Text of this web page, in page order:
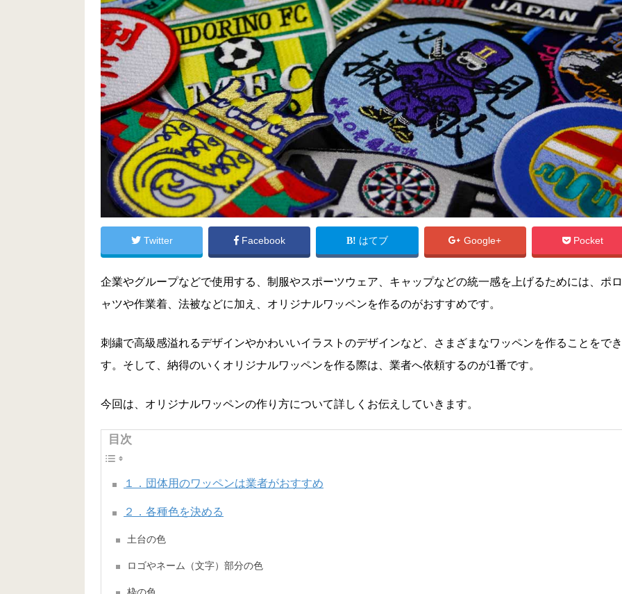
Twitter Facebook はてブ Google+ Pocket
企業やグループなどで使用する、制服やスポーツウェア、キャップなどの統一感を上げるためには、ポ
ャツや作業着、法被などに加え、オリジナルワッペンを作るのがおすすめです。
刺繍で高級感溢れるデザインやかわいいイラストのデザインなど、さまざまなワッペンを作ることをで
す。そして、納得のいくオリジナルワッペンを作る際は、業者へ依頼するのが1番です。
今回は、オリジナルワッペンの作り方について詳しくお伝えしていきます。
目次
１．団体用のワッペンは業者がおすすめ
２．各種色を決める
土台の色
ロゴやネーム（文字）部分の色